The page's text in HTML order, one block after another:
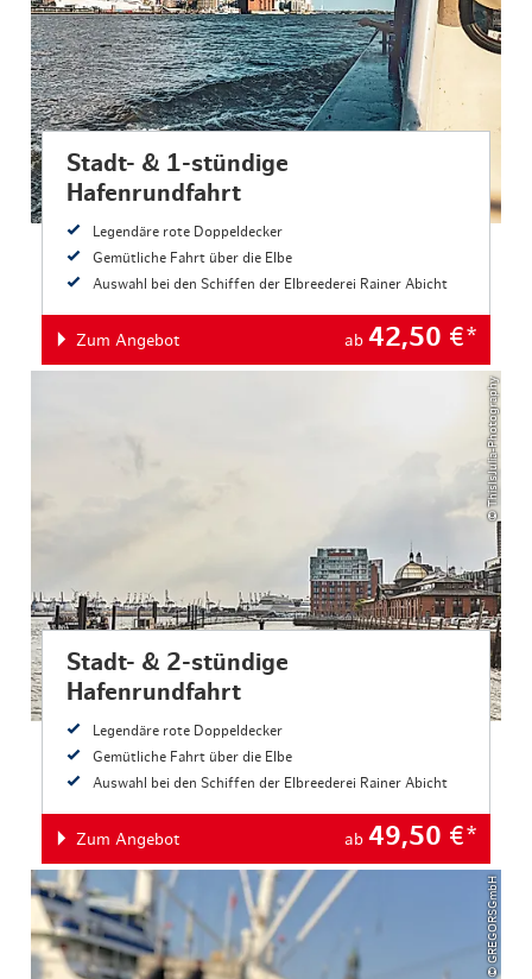
Stadt- & 1-stündige
Hafenrundfahrt
Legendäre rote Doppeldecker
Gemütliche Fahrt über die Elbe
Auswahl bei den Schiffen der Elbreederei Rainer Abicht
Zum Angebot ab 42,50 €*
© ThisIsJulia-Photography
Stadt- & 2-stündige
Hafenrundfahrt
Legendäre rote Doppeldecker
Gemütliche Fahrt über die Elbe
Auswahl bei den Schiffen der Elbreederei Rainer Abicht
Zum Angebot ab 49,50 €*
© GREGORSGmbH